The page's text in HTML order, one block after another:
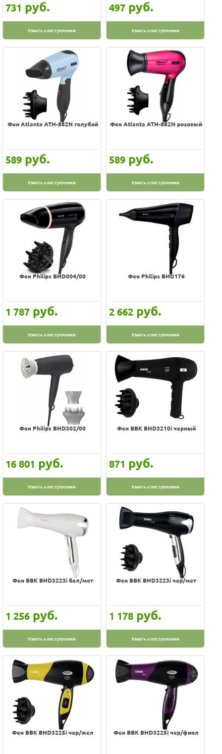
731 руб.
Узнать о поступлении
497 руб.
Узнать о поступлении
Фен Atlanta ATH-882N голубой
589 руб.
Узнать о поступлении
Фен Atlanta ATH-882N розовый
589 руб.
Узнать о поступлении
Фен Philips BHD004/00
1 787 руб.
Узнать о поступлении
Фен Philips BHD176
2 662 руб.
Узнать о поступлении
Фен Philips BHD302/00
16 801 руб.
Узнать о поступлении
Фен BBK BHD3210i черный
871 руб.
Узнать о поступлении
Фен BBK BHD3223i бел/мет
1 256 руб.
Узнать о поступлении
Фен BBK BHD3223i чер/мет
1 178 руб.
Узнать о поступлении
Фен BBK BHD3225i чер/жел Фен BBK BHD3225i чер/фиол